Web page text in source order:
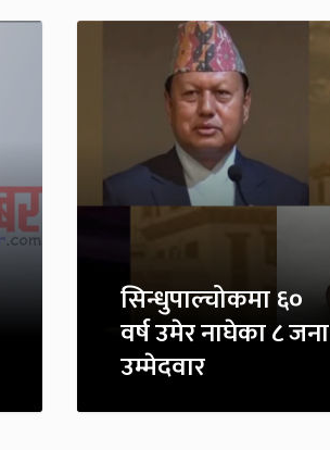
सिन्धुपाल्चोकमा ६०
वर्ष उमेर नाघेका ८ जना
उम्मेदवार